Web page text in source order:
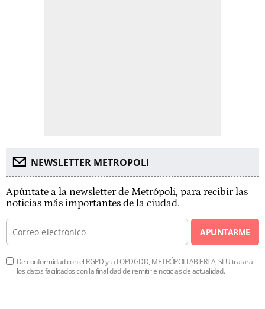
NEWSLETTER METROPOLI
Apúntate a la newsletter de Metrópoli, para recibir las
noticias más importantes de la ciudad.
APUNTARME
De conformidad con el RGPD y la LOPDGDD, METRÓPOLI ABIERTA, SLU tratará
los datos facilitados con la finalidad de remitirle noticias de actualidad.